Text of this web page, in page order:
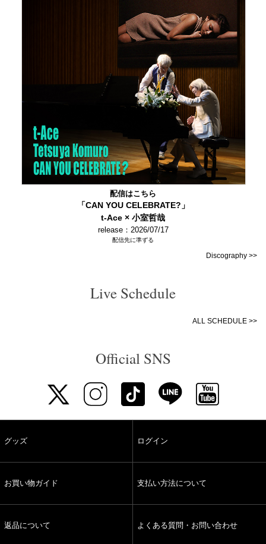
配信はこちら
「CAN YOU CELEBRATE?」
t-Ace × 小室哲哉
release：2026/07/17
配信先に準ずる
Discography >>
Live Schedule
ALL SCHEDULE >>
Official SNS
グッズ ログイン
お買い物ガイド 支払い方法について
返品について よくある質問・お問い合わせ